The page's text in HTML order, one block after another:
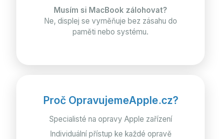
Musím si MacBook zálohovat?
Ne, displej se vyměňuje bez zásahu do
paměti nebo systému.
Proč OpravujemeApple.cz?
Specialisté na opravy Apple zařízení
Individuální přístup ke každé opravě